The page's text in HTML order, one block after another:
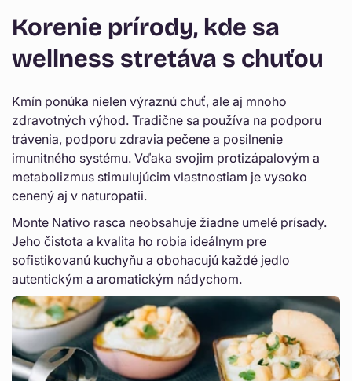
ž
o
ť
o
u
z
b
a
l
e
n
i
a
Korenie prírody, kde sa
wellness stretáva s chuťou
Kmín ponúka nielen výraznú chuť, ale aj mnoho
zdravotných výhod. Tradične sa používa na podporu
trávenia, podporu zdravia pečene a posilnenie
imunitného systému. Vďaka svojim protizápalovým a
metabolizmus stimulujúcim vlastnostiam je vysoko
cenený aj v naturopatii.
Monte Nativo rasca neobsahuje žiadne umelé prísady.
Jeho čistota a kvalita ho robia ideálnym pre
sofistikovanú kuchyňu a obohacujú každé jedlo
autentickým a aromatickým nádychom.